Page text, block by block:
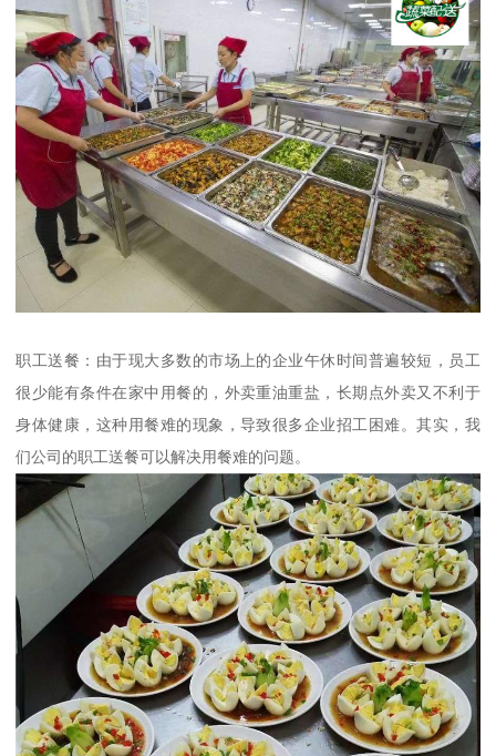
职工送餐：由于现大多数的市场上的企业午休时间普遍较短，员工
很少能有条件在家中用餐的，外卖重油重盐，长期点外卖又不利于
身体健康，这种用餐难的现象，导致很多企业招工困难。其实，我
们公司的职工送餐可以解决用餐难的问题。